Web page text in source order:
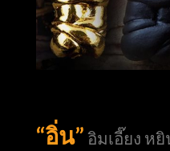
“อิ่น” อิมเอี๊ยง ห